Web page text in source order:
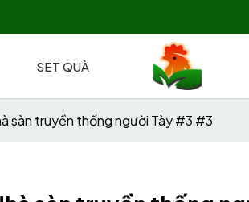
SET QUÀ
sàn truyền thống người Tày #3 #3